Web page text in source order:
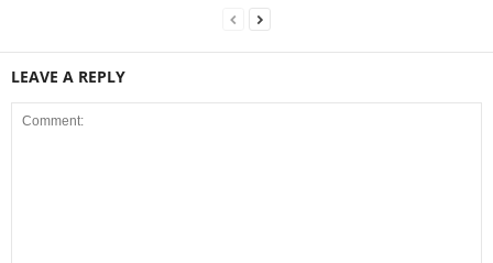
LEAVE A REPLY